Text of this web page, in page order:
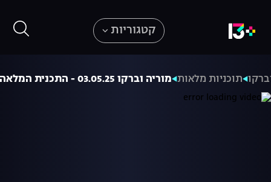
קטגוריות
תוכניות מלאות מוריה וברקו 03.05.25 - התכנית המלאה